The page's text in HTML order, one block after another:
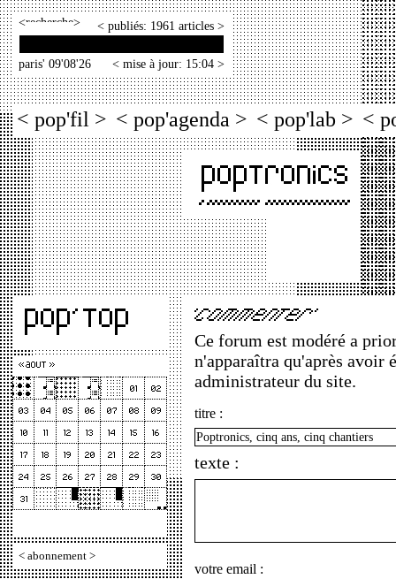
< > < publiés: 1961 articles >
paris' 09'08'26 < mise à jour: 15:04 >
< pop'fil > < pop'agenda > < pop'lab > <
< abonnement >
Ce forum est modéré a
n'apparaîtra qu'après avoir
administrateur du site.
titre :
texte :
votre email :